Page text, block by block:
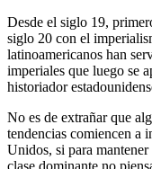
Desde el siglo 19,
siglo 20 con el
latinoamericanos han
imperiales que luego se
historiador
No es de extrañar que
tendencias comiencen a
Unidos, si para
clase dominante no